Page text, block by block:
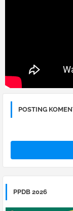
POSTING
PPDB 2026